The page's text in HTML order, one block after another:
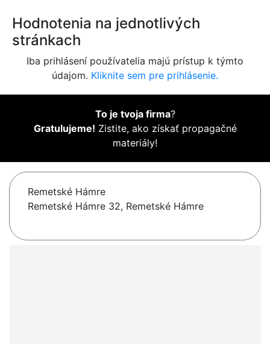
Hodnotenia na jednotlivých
stránkach
Iba prihlásení používatelia majú prístup k týmto
údajom. Kliknite sem pre prihlásenie.
To je tvoja firma?
Gratulujeme! Zistite, ako získať propagačné
materiály!
Remetské Hámre
Remetské Hámre 32, Remetské Hámre